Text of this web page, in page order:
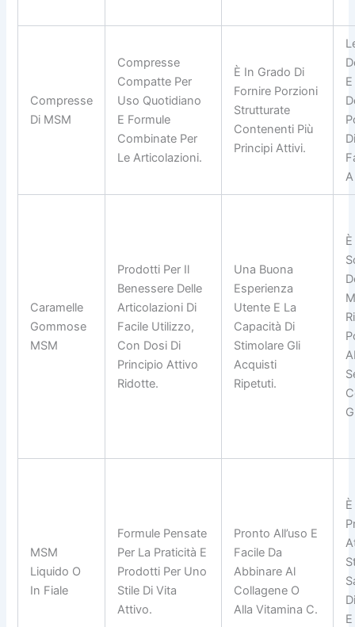
Compresse
Di MSM
Compresse
Compatte Per
Uso Quotidiano
E Formule
Combinate Per
Le Articolazioni.
È In Grado Di
Fornire Porzioni
Strutturate
Contenenti Più
Principi Attivi.
Caramelle
Gommose
MSM
Prodotti Per Il
Benessere Delle
Articolazioni Di
Facile Utilizzo,
Con Dosi Di
Principio Attivo
Ridotte.
Una Buona
Esperienza
Utente E La
Capacità Di
Stimolare Gli
Acquisti
Ripetuti.
MSM
Liquido O
In Fiale
Formule Pensate
Per La Praticità E
Prodotti Per Uno
Stile Di Vita
Attivo.
Pronto All’uso E
Facile Da
Abbinare Al
Collagene O
Alla Vitamina C.